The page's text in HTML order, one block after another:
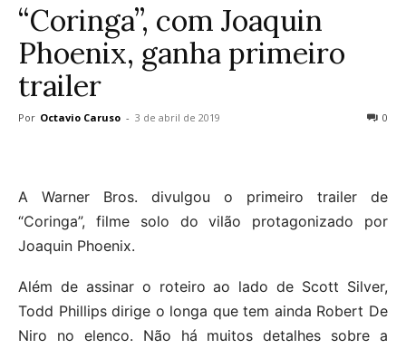
“Coringa”, com Joaquin
Phoenix, ganha primeiro
trailer
Por Octavio Caruso - 3 de abril de 2019 0
A Warner Bros. divulgou o primeiro trailer de
“Coringa”, filme solo do vilão protagonizado por
Joaquin Phoenix.
Além de assinar o roteiro ao lado de Scott Silver,
Todd Phillips dirige o longa que tem ainda Robert De
Niro no elenco. Não há muitos detalhes sobre a